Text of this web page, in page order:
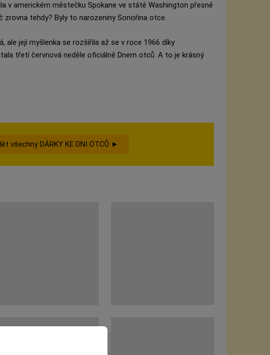
v americkém městečku Spokane ve státě Washington přesně
zrovna tehdy? Byly to narozeniny Sonořina otce.
ale její myšlenka se rozšířila až se v roce 1966 díky
třetí červnová neděle oficiálně Dnem otců. A to je krásný
všechny DÁRKY KE DNI OTCŮ ►